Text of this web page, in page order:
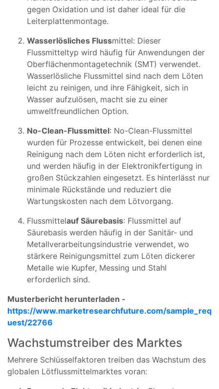
gegen Oxidation und ist daher ideal für die
Leiterplattenmontage.
Wasserlösliches Flussmittel: Dieser
Flussmitteltyp wird häufig für Anwendungen der
Oberflächenmontagetechnik (SMT) verwendet.
Wasserlösliche Flussmittel sind nach dem Löten
leicht zu reinigen, und ihre Fähigkeit, sich in
Wasser aufzulösen, macht sie zu einer
umweltfreundlichen Option.
No-Clean-Flussmittel: No-Clean-Flussmittel
wurden für Prozesse entwickelt, bei denen eine
Reinigung nach dem Löten nicht erforderlich ist,
und werden häufig in der Elektronikfertigung in
großen Stückzahlen eingesetzt. Es hinterlässt nur
minimale Rückstände und reduziert die
Wartungskosten nach dem Lötvorgang.
Flussmittelauf Säurebasis: Flussmittel auf
Säurebasis werden häufig in der Sanitär- und
Metallverarbeitungsindustrie verwendet, wo
stärkere Reinigungsmittel zum Löten dickerer
Metalle wie Kupfer, Messing und Stahl
erforderlich sind.
Musterbericht herunterladen -
https://www.marketresearchfuture.com/sample_req
uest/22766
Wachstumstreiber des Marktes
Mehrere Schlüsselfaktoren treiben das Wachstum des
globalen Lötflussmittelmarktes voran: